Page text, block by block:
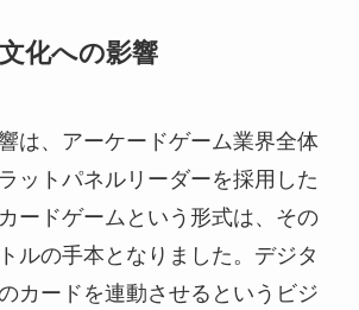
化への影響
は、アーケードゲーム業界全体
ットパネルリーダーを採用した
ードゲームという形式は、その
ルの手本となりました。デジタ
カードを連動させるというビジ